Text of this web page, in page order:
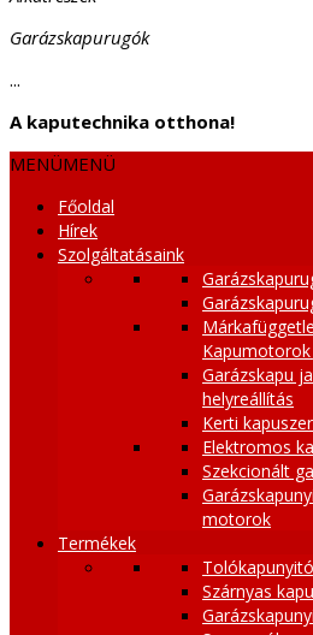
Garázskapurugók
...
A kaputechnika otthona!
MENÜMENÜ
Főoldal
Hírek
Szolgáltatásaink
Garázskapu
helyreállítás
Kerti
Elektromos
Szekcionált
motorok
Termékek
Szárnyas